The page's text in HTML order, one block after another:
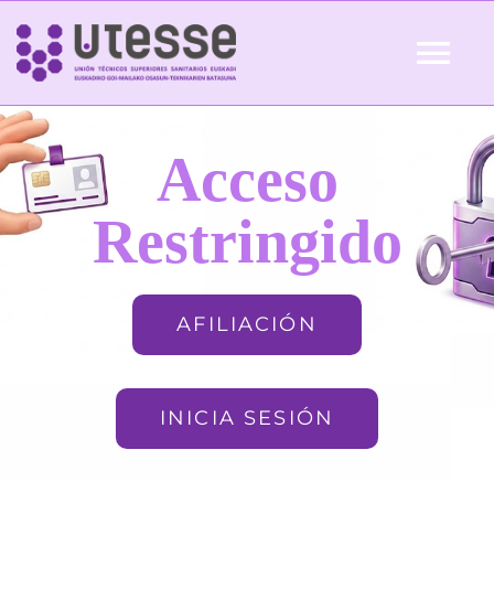
Skip
content
Inicio
QUIÉNES SOMOS Acceso
Restringido
AFILIACIÓN
INICIA SESIÓN